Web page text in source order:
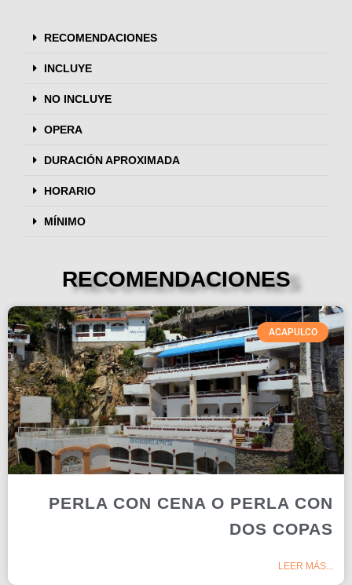
RECOMENDACIONES
INCLUYE
NO INCLUYE
OPERA
DURACIÓN APROXIMADA
HORARIO
MÍNIMO
RECOMENDACIONES
ACAPULCO
PERLA CON CENA O PERLA CON
DOS COPAS
LEER MÁS...